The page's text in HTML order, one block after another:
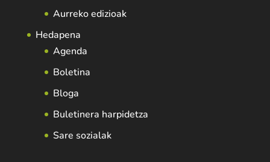
Aurreko edizioak
Hedapena
Agenda
Boletina
Bloga
Buletinera harpidetza
Sare sozialak